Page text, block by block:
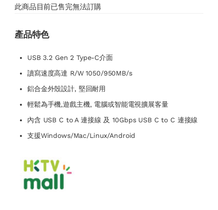
此商品目前已售完無法訂購
產品特色
USB 3.2 Gen 2 Type-C介面
讀寫速度高達 R/W 1050/950MB/s
鋁合金外殼設計, 堅回耐用
輕鬆為手機,遊戲主機, 電腦或智能電視擴展客量
內含 USB C to A 連接線 及 10Gbps USB C to C 連接線
支援Windows/Mac/Linux/Android